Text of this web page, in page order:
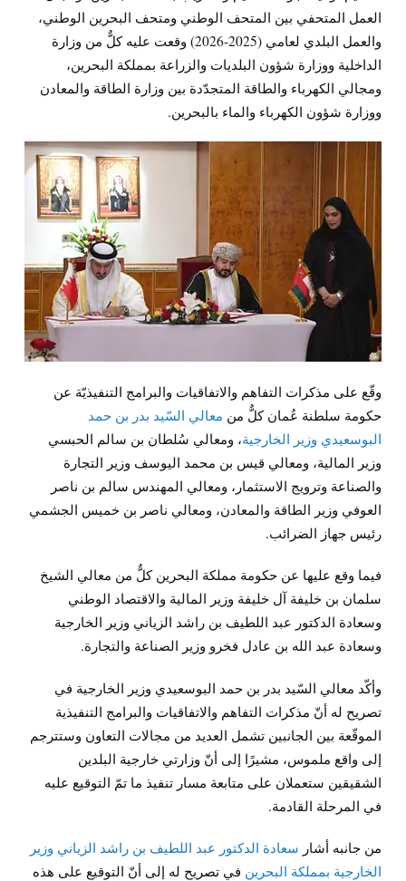
العمل المتحفي بين المتحف الوطني ومتحف البحرين الوطني،
والعمل البلدي لعامي (2025-2026) وقعت عليه كلٌّ من وزارة
الداخلية ووزارة شؤون البلديات والزراعة بمملكة البحرين،
ومجالي الكهرباء والطاقة المتجدّدة بين وزارة الطاقة والمعادن
ووزارة شؤون الكهرباء والماء بالبحرين.
وقّع على مذكرات التفاهم والاتفاقيات والبرامج التنفيذيّة عن
حكومة سلطنة عُمان كلٌّ من معالي السّيد بدر بن حمد
البوسعيدي وزير الخارجية، ومعالي سُلطان بن سالم الحبسي
وزير المالية، ومعالي قيس بن محمد اليوسف وزير التجارة
والصناعة وترويج الاستثمار، ومعالي المهندس سالم بن ناصر
العوفي وزير الطاقة والمعادن، ومعالي ناصر بن خميس الجشمي
رئيس جهاز الضرائب.
فيما وقع عليها عن حكومة مملكة البحرين كلٌّ من معالي الشيخ
سلمان بن خليفة آل خليفة وزير المالية والاقتصاد الوطني
وسعادة الدكتور عبد اللطيف بن راشد الزياني وزير الخارجية
وسعادة عبد الله بن عادل فخرو وزير الصناعة والتجارة.
وأكّد معالي السّيد بدر بن حمد البوسعيدي وزير الخارجية في
تصريح له أنّ مذكرات التفاهم والاتفاقيات والبرامج التنفيذية
الموقّعة بين الجانبين تشمل العديد من مجالات التعاون وستترجم
إلى واقع ملموس، مشيرًا إلى أنّ وزارتي خارجية البلدين
الشقيقين ستعملان على متابعة مسار تنفيذ ما تمّ التوقيع عليه
في المرحلة القادمة.
من جانبه أشار سعادة الدكتور عبد اللطيف بن راشد الزياني وزير
الخارجية بمملكة البحرين في تصريح له إلى أنّ التوقيع على هذه